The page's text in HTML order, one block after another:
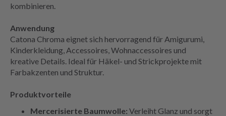
kombinieren.
Anwendung
Catona Chroma eignet sich hervorragend für Amigurumi,
Kinderkleidung, Accessoires, Wohnaccessoires und
kreative Details. Ideal für Häkel- und Strickprojekte mit
Farbakzenten und Struktur.
Produktvorteile
Mercerisierte Baumwolle: Verleiht Glanz und sorgt